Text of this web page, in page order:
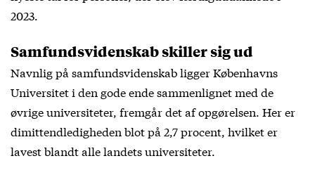
2023.
Samfundsvidenskab skiller sig ud
Navnlig på samfundsvidenskab ligger Københavns
Universitet i den gode ende sammenlignet med de
øvrige universiteter, fremgår det af opgørelsen. Her er
dimittendledigheden blot på 2,7 procent, hvilket er
lavest blandt alle landets universiteter.